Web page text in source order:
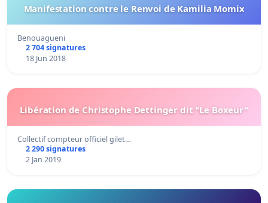
Manifestation contre le Renvoi de Kamilia Momix
Benouagueni
2 704 signatures
18 Jun 2018
Libération de Christophe Dettinger dit "Le Boxeur"
Collectif compteur officiel gilet…
2 290 signatures
2 Jan 2019